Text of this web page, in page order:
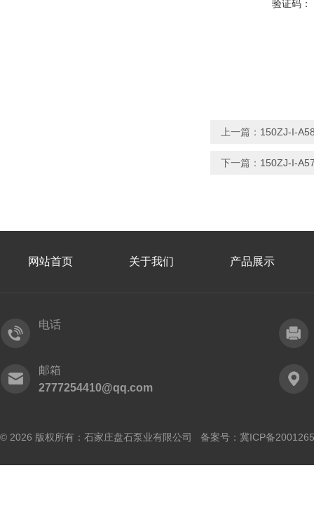
验证码：
上一篇： 150ZJ-I-
下一篇： 150ZJ-I-
网站首页 关于我们 产品展示
电话
邮箱
2777254410@qq.com
© 2026 版权所有：石家庄盘石泵业有限公司 备案号： 冀ICP备